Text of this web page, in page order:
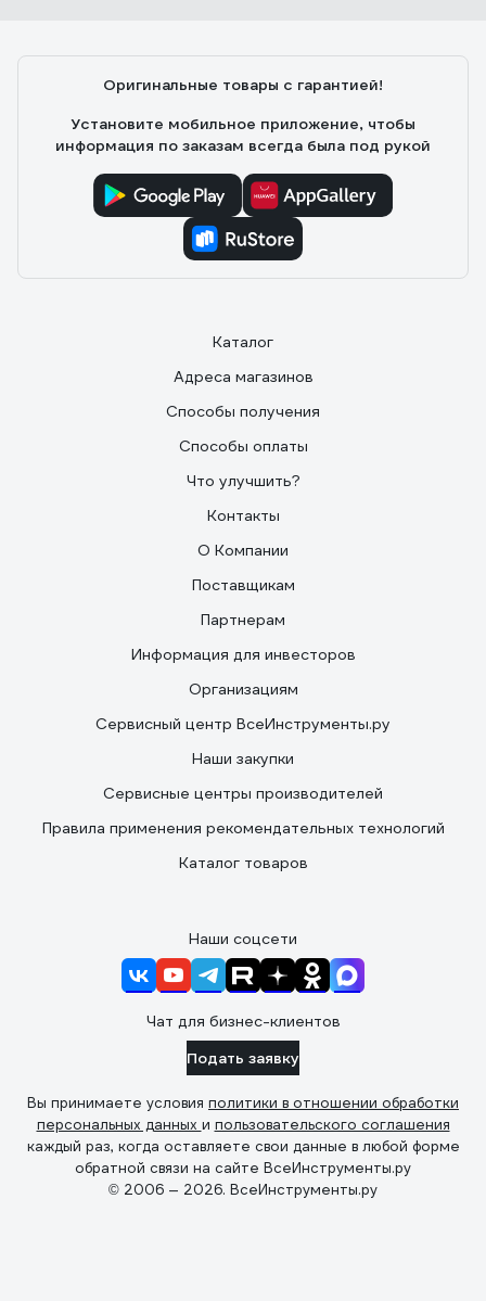
Оригинальные товары с гарантией!
Установите мобильное приложение, чтобы
информация по заказам всегда была под рукой
Каталог
Адреса магазинов
Способы получения
Способы оплаты
Что улучшить?
Контакты
О Компании
Поставщикам
Партнерам
Информация для инвесторов
Организациям
Сервисный центр ВсеИнструменты.ру
Наши закупки
Сервисные центры производителей
Правила применения рекомендательных технологий
Каталог товаров
Наши соцсети
Чат для бизнес-клиентов
Подать заявку
Вы принимаете условия политики в отношении обработки
персональных данных и пользовательского соглашения
каждый раз, когда оставляете свои данные в любой форме
обратной связи на сайте ВсеИнструменты.ру
© 2006 — 2026. ВсеИнструменты.ру